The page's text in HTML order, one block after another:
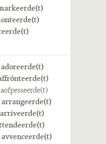
adoreerde(t)
aofpesseerde(t)
arrangeerde(t)
arriveerde(t)
avvenceerde(t)